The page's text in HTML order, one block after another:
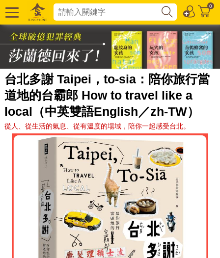
0
台北多謝 Taipei，to-sia：陪你旅行當
道地的台霸郎 How to travel like a
local（中英雙語English／zh-TW）
從人、從生活的氣息、從有溫度的場域，陪你一起感受台北。